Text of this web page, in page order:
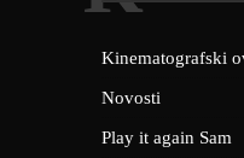
Kinematografski
Novosti
Play it again Sam